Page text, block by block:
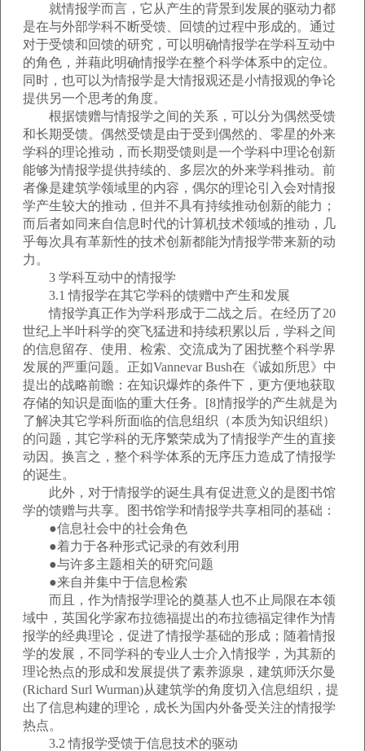
就情报学而言，它从产生的背景到发展的驱动力都
是在与外部学科不断受馈、回馈的过程中形成的。通过
对于受馈和回馈的研究，可以明确情报学在学科互动中
的角色，并藉此明确情报学在整个科学体系中的定位。
同时，也可以为情报学是大情报观还是小情报观的争论
提供另一个思考的角度。
根据馈赠与情报学之间的关系，可以分为偶然受馈
和长期受馈。偶然受馈是由于受到偶然的、零星的外来
学科的理论推动，而长期受馈则是一个学科中理论创新
能够为情报学提供持续的、多层次的外来学科推动。前
者像是建筑学领域里的内容，偶尔的理论引入会对情报
学产生较大的推动，但并不具有持续推动创新的能力；
而后者如同来自信息时代的计算机技术领域的推动，几
乎每次具有革新性的技术创新都能为情报学带来新的动
力。
3 学科互动中的情报学
3.1 情报学在其它学科的馈赠中产生和发展
情报学真正作为学科形成于二战之后。在经历了20
世纪上半叶科学的突飞猛进和持续积累以后，学科之间
的信息留存、使用、检索、交流成为了困扰整个科学界
发展的严重问题。正如Vannevar Bush在《诚如所思》中
提出的战略前瞻：在知识爆炸的条件下，更方便地获取
存储的知识是面临的重大任务。[8]情报学的产生就是为
了解决其它学科所面临的信息组织（本质为知识组织）
的问题，其它学科的无序繁荣成为了情报学产生的直接
动因。换言之，整个科学体系的无序压力造成了情报学
的诞生。
此外，对于情报学的诞生具有促进意义的是图书馆
学的馈赠与共享。图书馆学和情报学共享相同的基础：
●信息社会中的社会角色
●着力于各种形式记录的有效利用
●与许多主题相关的研究问题
●来自并集中于信息检索
而且，作为情报学理论的奠基人也不止局限在本领
域中，英国化学家布拉德福提出的布拉德福定律作为情
报学的经典理论，促进了情报学基础的形成；随着情报
学的发展，不同学科的专业人士介入情报学，为其新的
理论热点的形成和发展提供了素养源泉，建筑师沃尔曼
(Richard Surl Wurman)从建筑学的角度切入信息组织，提
出了信息构建的理论，成长为国内外备受关注的情报学
热点。
3.2 情报学受馈于信息技术的驱动